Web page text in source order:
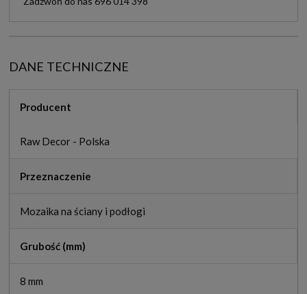
DANE TECHNICZNE
Producent
Raw Decor - Polska
Przeznaczenie
Mozaika na ściany i podłogi
Grubość (mm)
8 mm